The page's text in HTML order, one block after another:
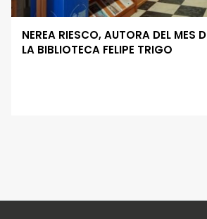
NEREA RIESCO, AUTORA DEL MES
LA BIBLIOTECA FELIPE TRIGO